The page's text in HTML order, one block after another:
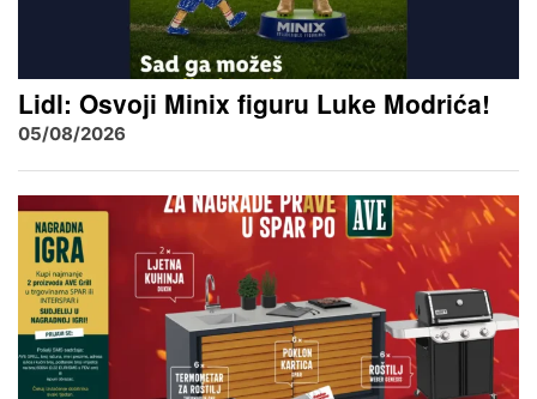
Lidl: Osvoji Minix figuru Luke Modrića!
05/08/2026